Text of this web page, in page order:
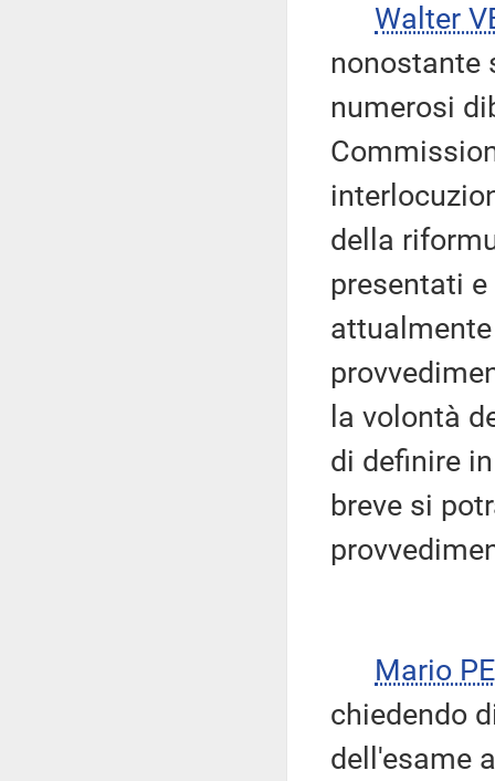
Walter
nonostante
numerosi
della
presentati
la volontà
di definire
breve si
Mario
chiedendo
dell'esame